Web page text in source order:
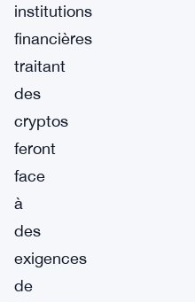
institutions
financières
traitant
des
cryptos
feront
face
à
des
exigences
de